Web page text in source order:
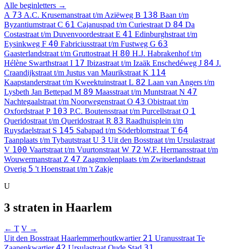
Alle beginletters →
A 73 A.C. Krusemanstraat t/m Aziëweg B 138 Baan t/m
Byzantiumstraat C 61 Cajanuspad t/m Curiestraat D 84 Da
Costastraat t/m Duvenvoordestraat E 41 Edinburghstraat t/m
Eysinkweg F 40 Fabriciusstraat t/m Fustweg G 63
Gaasterlandstraat t/m Gruttostraat H 80 H.J. Habrakenhof t/m
Hélène Swarthstraat I 17 Ibizastraat t/m Izaäk Enschedéweg J 84 J.
Craandijkstraat t/m Justus van Maurikstraat K 114
Kaapstanderstraat t/m Kweektuinstraat L 82 Laan van Angers t/m
Lysbeth Jan Bettepad M 89 Maasstraat t/m Muntstraat N 47
Nachtegaalstraat t/m Noorwegenstraat O 43 Obistraat t/m
Oxfordstraat P 103 P.C. Boutensstraat t/m Purcellstraat Q 1
Queridostraat t/m Queridostraat R 83 Raadhuisplein t/m
Ruysdaelstraat S 145 Sabapad t/m Söderblomstraat T 64
Taanplaats t/m Tybautstraat U 3 Uit den Bosstraat t/m Ursulastraat
V 100 Vaartstraat t/m Vuurtonstraat W 72 W.F. Hermansstraat t/m
Wouwermanstraat Z 47 Zaagmolenplaats t/m Zwitserlandstraat
Overig 5 't Hoenstraat t/m 't Zakje
U
3 straten in Haarlem
← T V →
Uit den Bosstraat Haarlemmerhoutkwartier 21 Uranusstraat Te